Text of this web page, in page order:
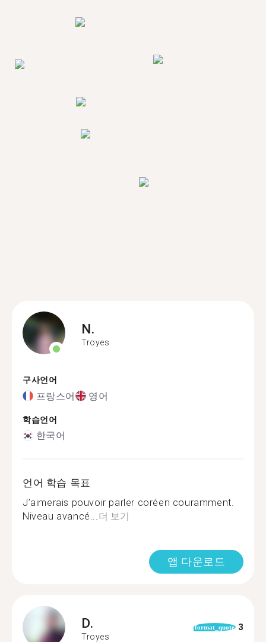
N.
Troyes
구사언어
프랑스어 영어
학습언어
한국어
언어 학습 목표
J’aimerais pouvoir parler coréen couramment.
Niveau avancé...더 보기
앱 다운로드
D.
Troyes
format_quote 3